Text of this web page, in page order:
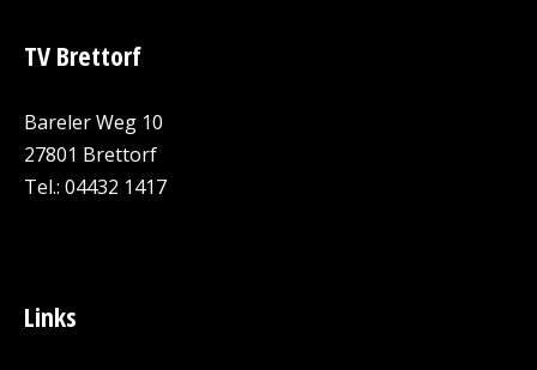
TV Brettorf
Bareler Weg 10
27801 Brettorf
Tel.: 04432 1417
Links